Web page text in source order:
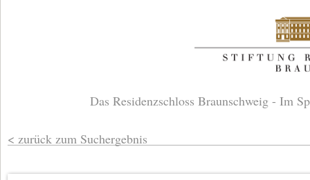
Das Residenzschloss Braunschweig - Im
zurück zum Suchergebnis